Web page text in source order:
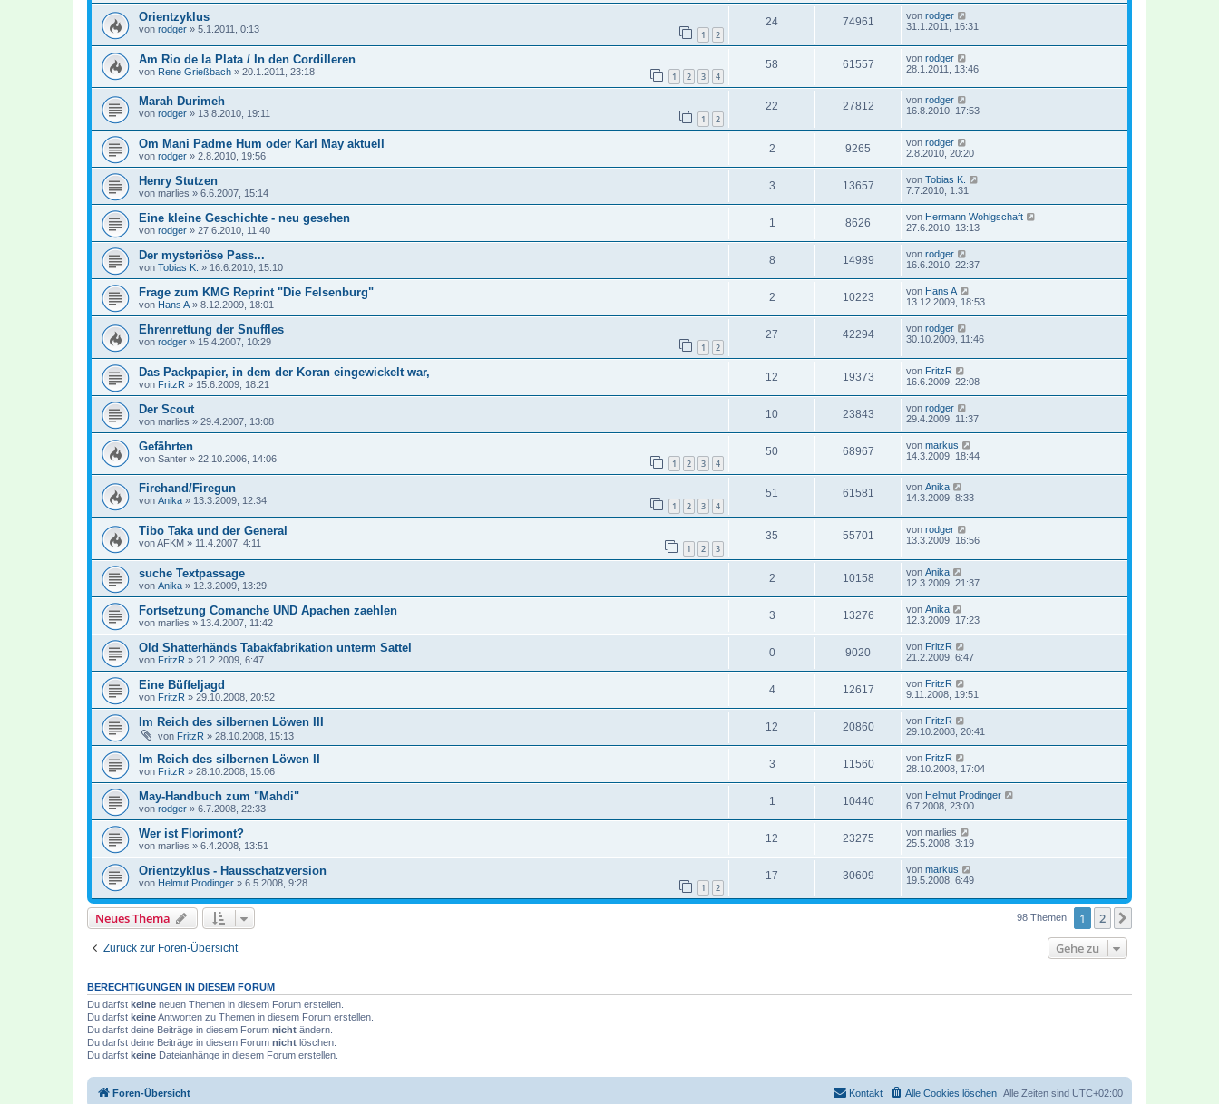
Orientzyklus
von rodger » 5.1.2011, 0:13 1 2
24 74961 von rodger
31.1.2011, 16:31
Am Rio de la Plata / In den Cordilleren
von Rene Grießbach » 20.1.2011, 23:18 1 2 3 4
58 61557 von rodger
28.1.2011, 13:46
Marah Durimeh
von rodger » 13.8.2010, 19:11 1 2
22 27812 von rodger
16.8.2010, 17:53
Om Mani Padme Hum oder Karl May aktuell
von rodger » 2.8.2010, 19:56
2 9265 von rodger
2.8.2010, 20:20
Henry Stutzen
von marlies » 6.6.2007, 15:14
3 13657 von Tobias K.
7.7.2010, 1:31
Eine kleine Geschichte - neu gesehen
von rodger » 27.6.2010, 11:40
1 8626 von Hermann Wohlgschaft
27.6.2010, 13:13
Der mysteriöse Pass...
von Tobias K. » 16.6.2010, 15:10
8 14989 von rodger
16.6.2010, 22:37
Frage zum KMG Reprint "Die Felsenburg"
von Hans A » 8.12.2009, 18:01
2 10223 von Hans A
13.12.2009, 18:53
Ehrenrettung der Snuffles
von rodger » 15.4.2007, 10:29 1 2
27 42294 von rodger
30.10.2009, 11:46
Das Packpapier, in dem der Koran eingewickelt war,
von FritzR » 15.6.2009, 18:21
12 19373 von FritzR
16.6.2009, 22:08
Der Scout
von marlies » 29.4.2007, 13:08
10 23843 von rodger
29.4.2009, 11:37
Gefährten
von Santer » 22.10.2006, 14:06 1 2 3 4
50 68967 von markus
14.3.2009, 18:44
Firehand/Firegun
von Anika » 13.3.2009, 12:34 1 2 3 4
51 61581 von Anika
14.3.2009, 8:33
Tibo Taka und der General
vonAFKM » 11.4.2007, 4:11 1 2 3
35 55701 von rodger
13.3.2009, 16:56
suche Textpassage
von Anika » 12.3.2009, 13:29
2 10158 von Anika
12.3.2009, 21:37
Fortsetzung Comanche UND Apachen zaehlen
von marlies » 13.4.2007, 11:42
3 13276 von Anika
12.3.2009, 17:23
Old Shatterhänds Tabakfabrikation unterm Sattel
von FritzR » 21.2.2009, 6:47
0 9020 von FritzR
21.2.2009, 6:47
Eine Büffeljagd
von FritzR » 29.10.2008, 20:52
4 12617 von FritzR
9.11.2008, 19:51
Im Reich des silbernen Löwen III
von FritzR » 28.10.2008, 15:13
12 20860 von FritzR
29.10.2008, 20:41
Im Reich des silbernen Löwen II
von FritzR » 28.10.2008, 15:06
3 11560 von FritzR
28.10.2008, 17:04
May-Handbuch zum "Mahdi"
von rodger » 6.7.2008, 22:33
1 10440 von Helmut Prodinger
6.7.2008, 23:00
Wer ist Florimont?
von marlies » 6.4.2008, 13:51
12 23275 von marlies
25.5.2008, 3:19
Orientzyklus - Hausschatzversion
von Helmut Prodinger » 6.5.2008, 9:28 1 2
17 30609 von markus
19.5.2008, 6:49
Neues Thema 98 Themen 1 2
Zurück zur Foren-Übersicht Gehe zu
BERECHTIGUNGEN IN DIESEM FORUM
Du darfst keine neuen Themen in diesem Forum erstellen.
Du darfst keineAntworten zu Themen in diesem Forum erstellen.
Du darfst deine Beiträge in diesem Forum nicht ändern.
Du darfst deine Beiträge in diesem Forum nicht löschen.
Du darfst keine Dateianhänge in diesem Forum erstellen.
Foren-Übersicht Alle Zeiten sind UTC+02:00
Alle Cookies löschen
Kontakt